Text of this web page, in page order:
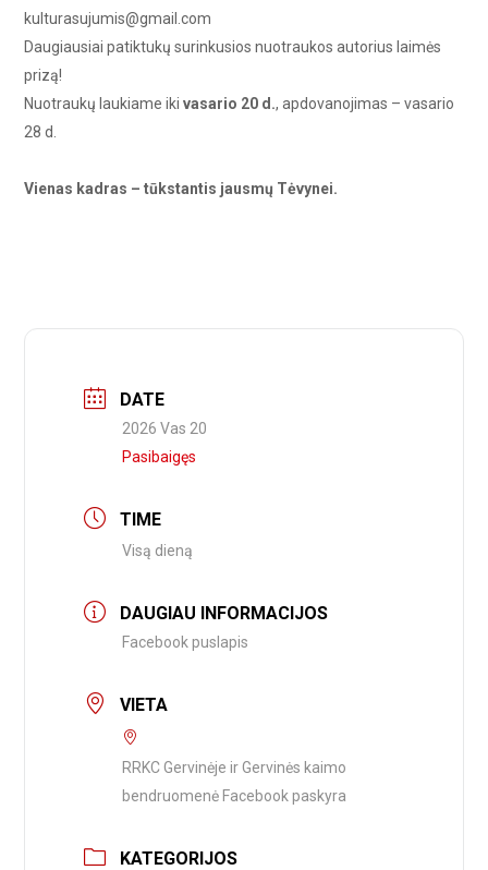
kulturasujumis@gmail.com
Daugiausiai patiktukų surinkusios nuotraukos autorius laimės
prizą!
Nuotraukų laukiame ikivasario 20 d., apdovanojimas – vasario
28 d.
Vienas kadras – tūkstantis jausmų Tėvynei.
DATE
2026 Vas 20
Pasibaigęs
TIME
Visą dieną
DAUGIAU INFORMACIJOS
Facebook puslapis
VIETA
RRKC Gervinėje ir Gervinės kaimo
bendruomenė Facebook paskyra
KATEGORIJOS